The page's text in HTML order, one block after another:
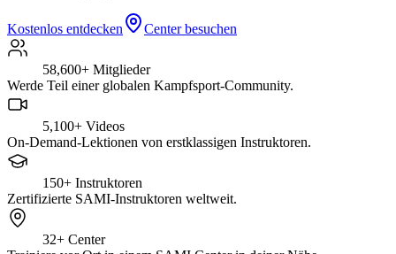
Kostenlos entdecken Center besuchen
58,600+ Mitglieder
Werde Teil einer globalen Kampfsport-Community.
5,100+ Videos
On-Demand-Lektionen von erstklassigen Instruktoren.
150+ Instruktoren
Zertifizierte SAMI-Instruktoren weltweit.
32+ Center